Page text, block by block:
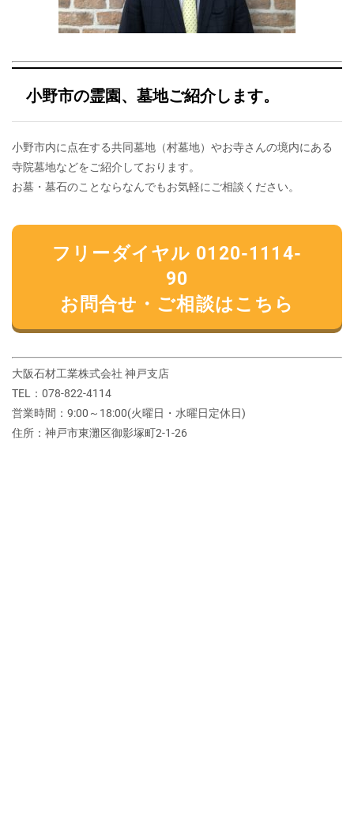
小野市の霊園、墓地ご紹介します。
小野市内に点在する共同墓地（村墓地）やお寺さんの境内にある
寺院墓地などをご紹介しております。
お墓・墓石のことならなんでもお気軽にご相談ください。
フリーダイヤル 0120-1114-
90
お問合せ・ご相談はこちら
大阪石材工業株式会社 神戸支店
TEL：078-822-4114
営業時間：9:00～18:00(火曜日・水曜日定休日)
住所：神戸市東灘区御影塚町2‐1‐26